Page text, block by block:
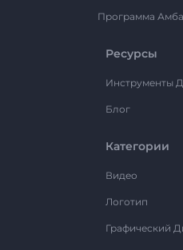
Программа
Ресурсы
Инструменты
Блог
Категории
Видео
Логотип
Графический